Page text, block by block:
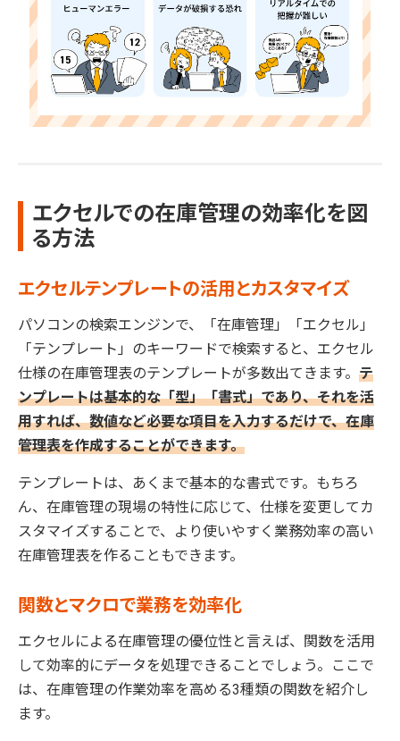
エクセルでの在庫管理の効率化を図
る方法
エクセルテンプレートの活用とカスタマイズ
パソコンの検索エンジンで、「在庫管理」「エクセル」
「テンプレート」のキーワードで検索すると、エクセル
仕様の在庫管理表のテンプレートが多数出てきます。 テ
ンプレートは基本的な「型」「書式」であり、それを活
用すれば、数値など必要な項目を入力するだけで、在庫
管理表を作成することができます。
テンプレートは、あくまで基本的な書式です。もちろ
ん、在庫管理の現場の特性に応じて、仕様を変更してカ
スタマイズすることで、より使いやすく業務効率の高い
在庫管理表を作ることもできます。
関数とマクロで業務を効率化
エクセルによる在庫管理の優位性と言えば、関数を活用
して効率的にデータを処理できることでしょう。ここで
は、在庫管理の作業効率を高める3種類の関数を紹介し
ます。